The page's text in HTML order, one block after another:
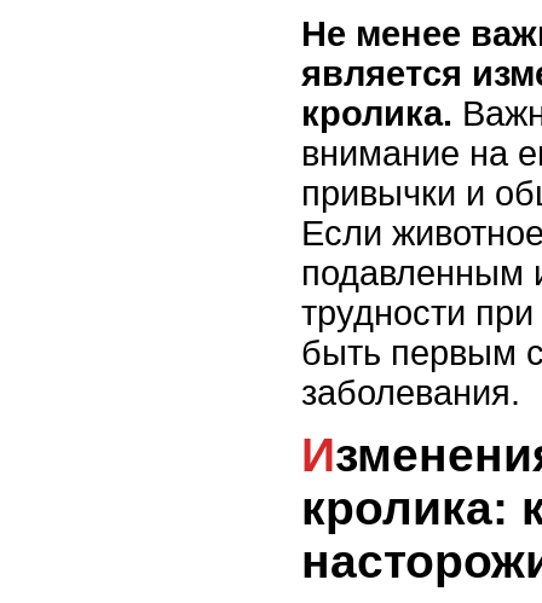
Не менее
является
кролика.
внимание на
привычки и
Если
подавленным
трудности
быть первым
заболевания.
Изменения в аппетите
кролика: